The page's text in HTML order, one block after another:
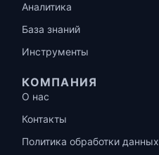
Аналитика
База знаний
Инструменты
КОМПАНИЯ
О нас
Контакты
Политика обработки данных